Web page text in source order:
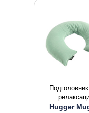
Hugger